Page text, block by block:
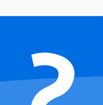
Поломка видеокарты
Неисправность процессора